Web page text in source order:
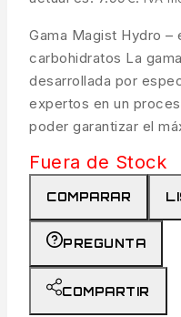
Gama Magist Hydro –
carbohidratos La
desarrollada por
expertos en un
poder garantizar el
Fuera de Stock
COMPARAR
PREGUNTA
COMPARTIR